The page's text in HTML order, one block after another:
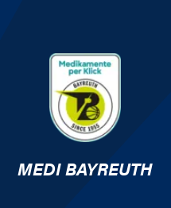
MEDI BAYREUTH